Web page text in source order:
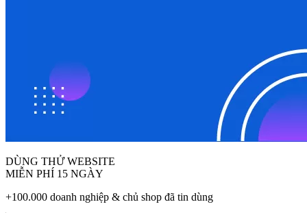
DÙNG THỬ WEBSITE
MIỄN PHÍ 15 NGÀY
+100.000 doanh nghiệp & chủ shop đã tin dùng